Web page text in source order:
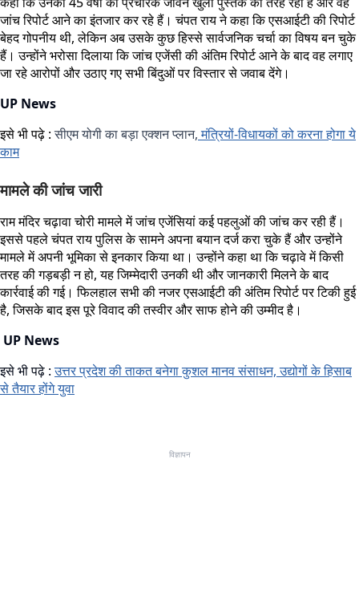
जांच रिपोर्ट आने का इंतजार कर रहे हैं। चंपत राय ने कहा कि एसआईटी की रिपोर्ट
बेहद गोपनीय थी, लेकिन अब उसके कुछ हिस्से सार्वजनिक चर्चा का विषय बन चुके
हैं। उन्होंने भरोसा दिलाया कि जांच एजेंसी की अंतिम रिपोर्ट आने के बाद वह लगाए
जा रहे आरोपों और उठाए गए सभी बिंदुओं पर विस्तार से जवाब देंगे।
UP News
इसे भी पढ़े :सीएम योगी का बड़ा एक्शन प्लान,मंत्रियों-विधायकों को करना होगा ये
काम
मामले की जांच जारी
राम मंदिर चढ़ावा चोरी मामले में जांच एजेंसियां कई पहलुओं की जांच कर रही हैं।
इससे पहले चंपत राय पुलिस के सामने अपना बयान दर्ज करा चुके हैं और उन्होंने
मामले में अपनी भूमिका से इनकार किया था। उन्होंने कहा था कि चढ़ावे में किसी
तरह की गड़बड़ी न हो, यह जिम्मेदारी उनकी थी और जानकारी मिलने के बाद
कार्रवाई की गई। फिलहाल सभी की नजर एसआईटी की अंतिम रिपोर्ट पर टिकी हुई
है, जिसके बाद इस पूरे विवाद की तस्वीर और साफ होने की उम्मीद है।
UP News
इसे भी पढ़े :उत्तर प्रदेश की ताकत बनेगा कुशल मानव संसाधन, उद्योगों के हिसाब
से तैयार होंगे युवा
विज्ञापन